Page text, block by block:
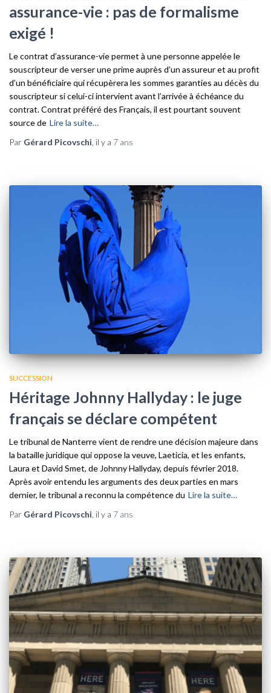
assurance-vie : pas de formalisme
exigé !
Le contrat d’assurance-vie permet à une personne appelée le
souscripteur de verser une prime auprès d’un assureur et au profit
d’un bénéficiaire qui récupèrera les sommes garanties au décès du
souscripteur si celui-ci intervient avant l’arrivée à échéance du
contrat. Contrat préféré des Français, il est pourtant souvent
source de Lire la suite…
Par Gérard Picovschi , il y a 7 ans
SUCCESSION
Héritage Johnny Hallyday : le juge
français se déclare compétent
Le tribunal de Nanterre vient de rendre une décision majeure dans
la bataille juridique qui oppose la veuve, Laeticia, et les enfants,
Laura et David Smet, de Johnny Hallyday, depuis février 2018.
Après avoir entendu les arguments des deux parties en mars
dernier, le tribunal a reconnu la compétence du Lire la suite…
Par Gérard Picovschi , il y a 7 ans